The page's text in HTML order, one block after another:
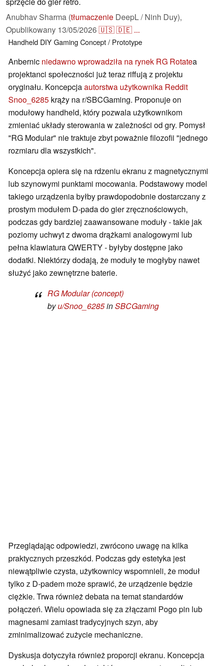
Anubhav Sharma (tłumaczenie DeepL / Ninh Duy),
Opublikowany 13/05/2026🇺🇸🇩🇪 ...
Handheld DIYGaming Concept / Prototype
Anbernic niedawno wprowadziła na rynek RG Rotatea
projektanci społeczności już teraz riffują z projektu
oryginału. Koncepcjaautorstwa użytkownika Reddit
Snoo_6285 krąży na r/SBCGaming. Proponuje on
modułowy handheld, który pozwala użytkownikom
zmieniać układy sterowania w zależności od gry. Pomysł
"RG Modular" nie traktuje zbyt poważnie filozofii "jednego
rozmiaru dla wszystkich".
Koncepcja opiera się na rdzeniu ekranu z magnetycznymi
lub szynowymi punktami mocowania. Podstawowy model
takiego urządzenia byłby prawdopodobnie dostarczany z
prostym modułem D-pada do gier zręcznościowych,
podczas gdy bardziej zaawansowane moduły - takie jak
poziomy uchwyt z dwoma drążkami analogowymi lub
pełna klawiatura QWERTY - byłyby dostępne jako
dodatki. Niektórzy dodają, że moduły te mogłyby nawet
służyć jako zewnętrzne baterie.
RG Modular (concept)
byu/Snoo_6285inSBCGaming
Przeglądając odpowiedzi, zwrócono uwagę na kilka
praktycznych przeszkód. Podczas gdy estetyka jest
niewątpliwie czysta, użytkownicy wspomnieli, że moduł
tylko z D-padem może sprawić, że urządzenie będzie
ciężkie. Trwa również debata na temat standardów
połączeń. Wielu opowiada się za złączami Pogo pin lub
magnesami zamiast tradycyjnych szyn, aby
zminimalizować zużycie mechaniczne.
Dyskusja dotyczyła również proporcji ekranu. Koncepcja